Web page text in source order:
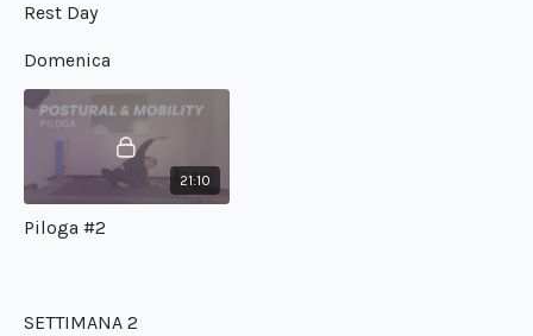
Rest Day
Domenica
21:10
Piloga #2
SETTIMANA 2